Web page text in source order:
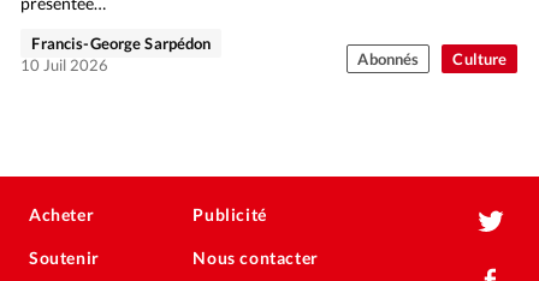
Culture
Francis-George Sarpédon
10 Juil 2026
Abonnés
Acheter
Soutenir
Publicité
Nous contacter